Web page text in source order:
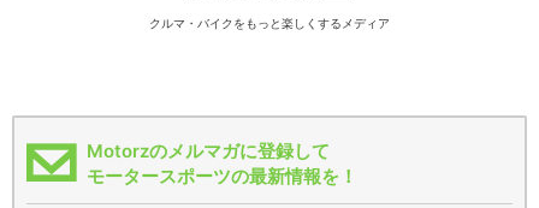
クルマ・バイクをもっと楽しくするメディア
Motorzのメルマガに登録して
モータースポーツの最新情報を！